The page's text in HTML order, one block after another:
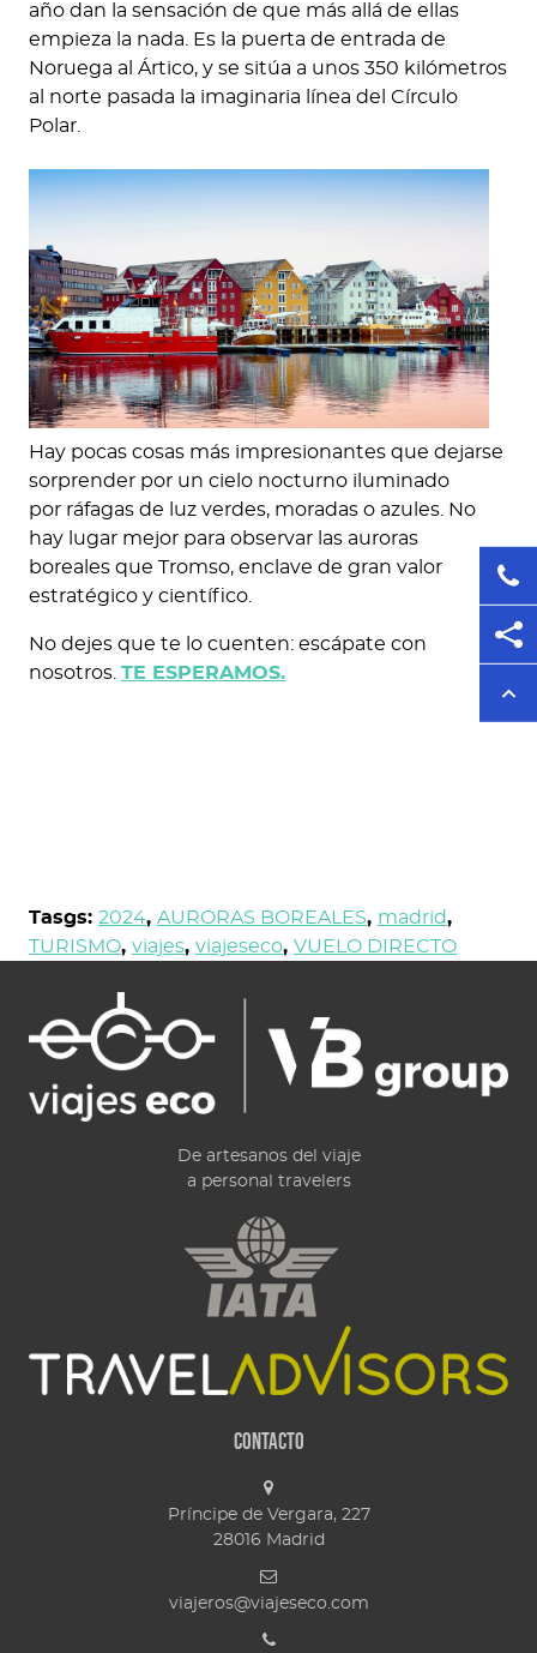
año dan la sensación de que más allá de ellas
empieza la nada. Es la puerta de entrada de
Noruega al Ártico, y se sitúa a unos 350 kilómetros
al norte pasada la imaginaria línea del Círculo
Polar.
Hay pocas cosas más impresionantes que dejarse
sorprender por un cielo nocturno iluminado
por ráfagas de luz verdes, moradas o azules. No
hay lugar mejor para observar las auroras
boreales que Tromso, enclave de gran valor
estratégico y científico.
No dejes que te lo cuenten: escápate con
nosotros. TE ESPERAMOS.
Tasgs: 2024, AURORAS BOREALES, madrid,
TURISMO, viajes, viajeseco, VUELO DIRECTO
De artesanos del viaje
a personal travelers
Contacto
Príncipe de Vergara, 227
28016 Madrid
viajeros@viajeseco.com